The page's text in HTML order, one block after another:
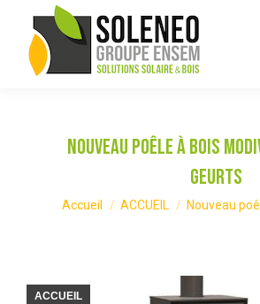
Nouveau poêle à bois
Geurts
Vous êtes ici :
Accueil ACCUEIL Nouveau
ACCUEIL